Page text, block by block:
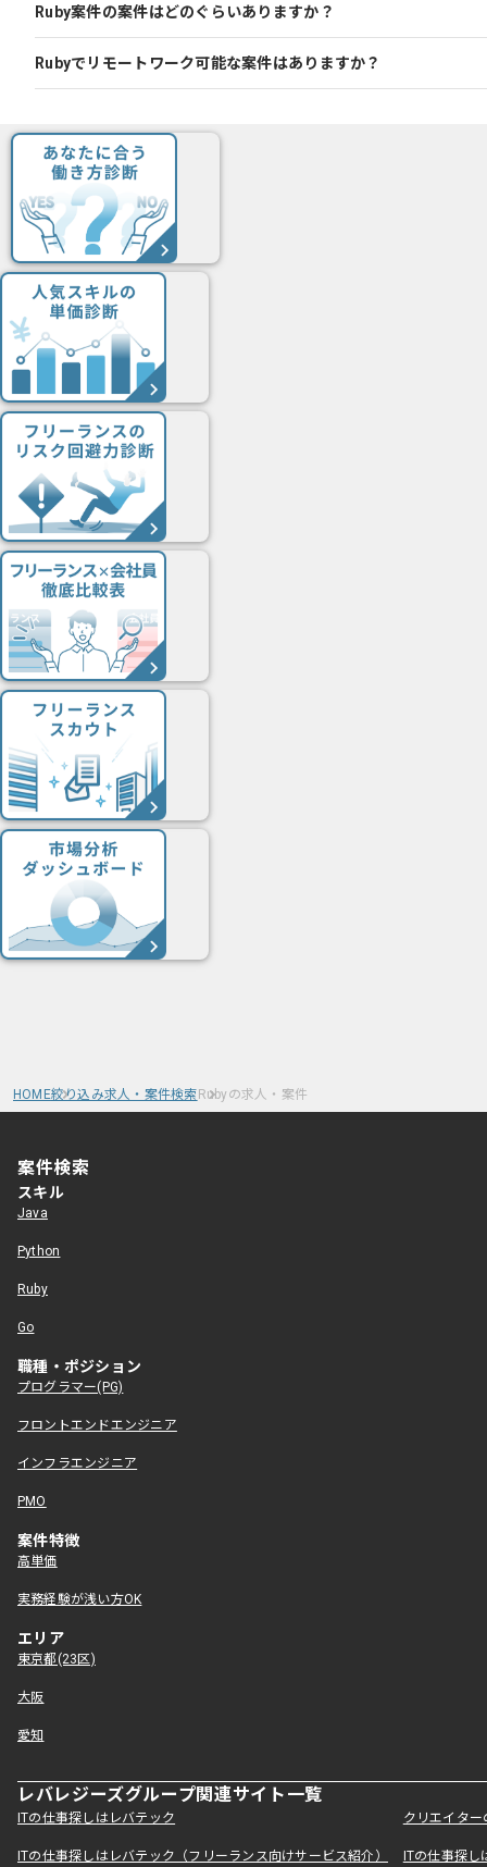
Ruby案件の案件はどのぐらいありますか？
Rubyでリモートワーク可能な案件はありますか？
HOME絞り込み求人・案件検索 Rubyの求人・案件
案件検索
スキル
Java
Python
Ruby
Go
職種・ポジション
プログラマー(PG)
フロントエンドエンジニア
インフラエンジニア
PMO
案件特徴
高単価
実務経験が浅い方OK
エリア
東京都(23区)
大阪
愛知
レバレジーズグループ関連サイト一覧
ITの仕事探しはレバテック クリエイタ
ITの仕事探しはレバテック（フリーランス向けサービス紹介） ITの仕事探